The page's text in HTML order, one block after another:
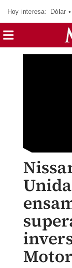
Hoy interesa: Dólar